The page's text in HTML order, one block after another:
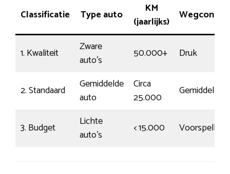
Classificatie Type auto
KM
(jaarlijks)
1. Kwaliteit
Zware
auto’s
50.000+ Druk
2. Standaard
Gemiddelde
auto
Circa
25.000
Gemiddeld
3. Budget
Lichte
auto’s
< 15.000 Voorspelbaar